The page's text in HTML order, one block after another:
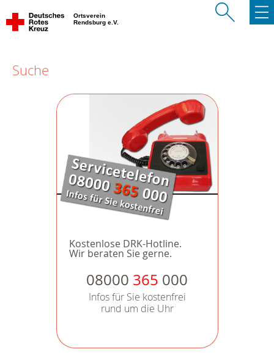
Ortsverein
Rendsburg e.V.
Suche
Kostenlose DRK-Hotline.
Wir beraten Sie gerne.
08000 365 000
Infos für Sie kostenfrei
rund um die Uhr